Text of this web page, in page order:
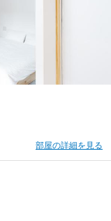
部屋の詳細を見る